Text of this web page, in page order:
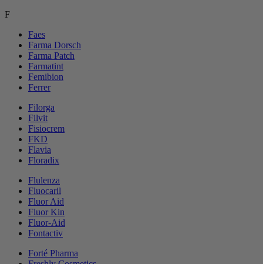
F
Faes
Farma Dorsch
Farma Patch
Farmatint
Femibion
Ferrer
Filorga
Filvit
Fisiocrem
FKD
Flavia
Floradix
Flulenza
Fluocaril
Fluor Aid
Fluor Kin
Fluor-Aid
Fontactiv
Forté Pharma